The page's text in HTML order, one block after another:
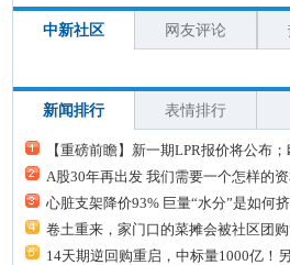
中新社区 网友评论
新闻排行 表情排行
【重磅前瞻】新一期LPR报价将公布
A股30年再出发 我们需要一个怎样的
心脏支架降价93% 巨量“水分”是如何
卷土重来，家门口的菜摊会被社区团购
14天期逆回购重启，中标量1000亿！